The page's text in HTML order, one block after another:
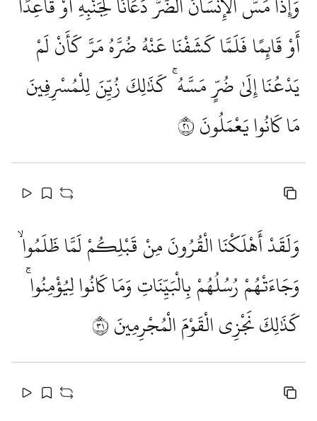
أَوْ قَائِمًا فَلَمَّا كَشَفْنَا عَنْهُ ضُرَّهُ مَرَّ كَأَنْ لَمْ
يَدْعُنَا إِلَىٰ ضُرٍّ مَسَّهُ ۚ كَذَٰلِكَ زُيِّنَ لِلْمُسْرِفِينَ
مَا كَانُوا يَعْمَلُونَ١٢
وَلَقَدْ أَهْلَكْنَا الْقُرُونَ مِنْ قَبْلِكُمْ لَمَّا ظَلَمُوا ۙ
وَجَاءَتْهُمْ رُسُلُهُمْ بِالْبَيِّنَاتِ وَمَا كَانُوا لِيُؤْمِنُوا ۚ
كَذَٰلِكَ نَجْزِي الْقَوْمَ الْمُجْرِمِينَ١٣